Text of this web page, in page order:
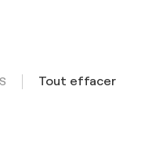
Tout effacer